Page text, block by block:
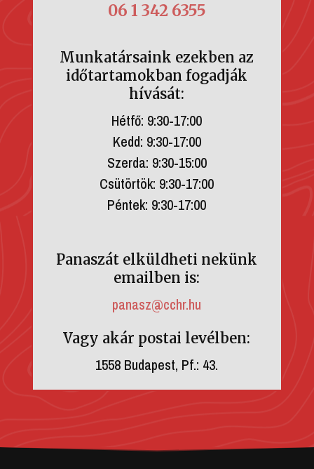
06 1 342 6355
Munkatársaink ezekben az
időtartamokban fogadják
hívását:
Hétfő: 9:30-17:00
Kedd: 9:30-17:00
Szerda: 9:30-15:00
Csütörtök: 9:30-17:00
Péntek: 9:30-17:00
Panaszát elküldheti nekünk
emailben is:
panasz@cchr.hu
Vagy akár postai levélben:
1558 Budapest, Pf.: 43.